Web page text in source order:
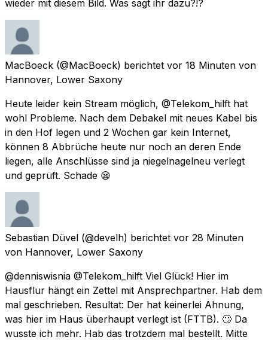
wieder mit diesem Bild. Was sagt ihr dazu?!?
MacBoeck (@MacBoeck) berichtet vor 18 Minuten von
Hannover, Lower Saxony
Heute leider kein Stream möglich, @Telekom_hilft hat
wohl Probleme. Nach dem Debakel mit neues Kabel bis
in den Hof legen und 2 Wochen gar kein Internet,
können 8 Abbrüche heute nur noch an deren Ende
liegen, alle Anschlüsse sind ja niegelnagelneu verlegt
und geprüft. Schade 😪
Sebastian Düvel (@develh) berichtet vor 28 Minuten
von Hannover, Lower Saxony
@denniswisnia @Telekom_hilft Viel Glück! Hier im
Hausflur hängt ein Zettel mit Ansprechpartner. Hab dem
mal geschrieben. Resultat: Der hat keinerlei Ahnung,
was hier im Haus überhaupt verlegt ist (FTTB). 🙄 Da
wusste ich mehr. Hab das trotzdem mal bestellt. Mitte